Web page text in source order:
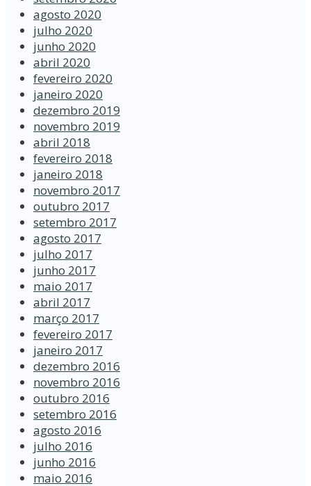
agosto 2020
julho 2020
junho 2020
abril 2020
fevereiro 2020
janeiro 2020
dezembro 2019
novembro 2019
abril 2018
fevereiro 2018
janeiro 2018
novembro 2017
outubro 2017
setembro 2017
agosto 2017
julho 2017
junho 2017
maio 2017
abril 2017
março 2017
fevereiro 2017
janeiro 2017
dezembro 2016
novembro 2016
outubro 2016
setembro 2016
agosto 2016
julho 2016
junho 2016
maio 2016